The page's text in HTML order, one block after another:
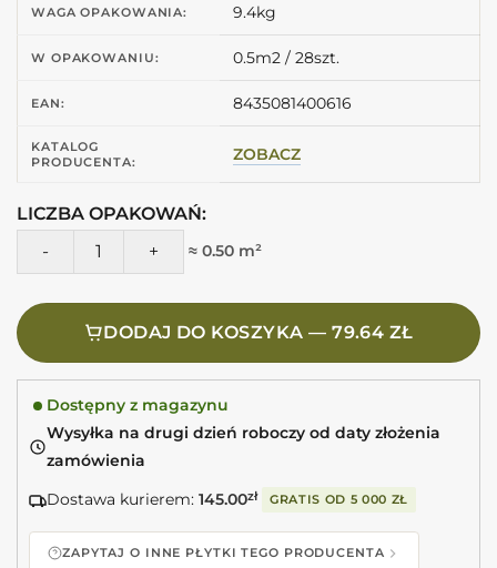
WAGA OPAKOWANIA: 9.4kg
W OPAKOWANIU: 0.5m2 / 28szt.
EAN: 8435081400616
KATALOG
PRODUCENTA:
ZOBACZ
LICZBA OPAKOWAŃ:
ilość EQUIPE Wadi Beige 6X30 Kafelki beżowe matowe
≈ 0.50 m²
DODAJ DO KOSZYKA — 79.64 ZŁ
Dostępny z magazynu
Wysyłka na drugi dzień roboczy od daty złożenia
zamówienia
Dostawa kurierem: 145.00zł GRATIS OD 5 000 ZŁ
ZAPYTAJ O INNE PŁYTKI TEGO PRODUCENTA